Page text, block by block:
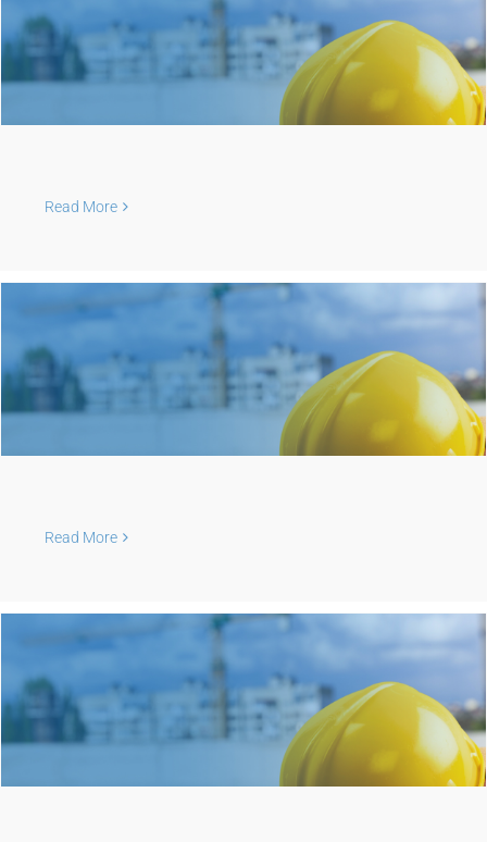
Read More
Read More